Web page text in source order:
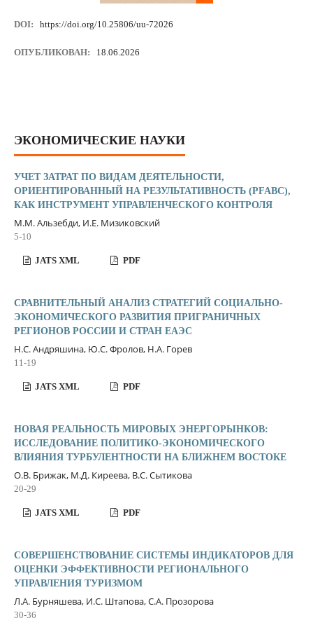
DOI: https://doi.org/10.25806/uu-72026
ОПУБЛИКОВАН: 18.06.2026
ЭКОНОМИЧЕСКИЕ НАУКИ
УЧЕТ ЗАТРАТ ПО ВИДАМ ДЕЯТЕЛЬНОСТИ,
ОРИЕНТИРОВАННЫЙ НА РЕЗУЛЬТАТИВНОСТЬ (PFABC),
КАК ИНСТРУМЕНТ УПРАВЛЕНЧЕСКОГО КОНТРОЛЯ
М.М. Альзебди, И.Е. Мизиковский
5-10
JATS XML PDF
СРАВНИТЕЛЬНЫЙ АНАЛИЗ СТРАТЕГИЙ СОЦИАЛЬНО-
ЭКОНОМИЧЕСКОГО РАЗВИТИЯ ПРИГРАНИЧНЫХ
РЕГИОНОВ РОССИИ И СТРАН ЕАЭС
Н.С. Андряшина, Ю.С. Фролов, Н.А. Горев
11-19
JATS XML PDF
НОВАЯ РЕАЛЬНОСТЬ МИРОВЫХ ЭНЕРГОРЫНКОВ:
ИССЛЕДОВАНИЕ ПОЛИТИКО-ЭКОНОМИЧЕСКОГО
ВЛИЯНИЯ ТУРБУЛЕНТНОСТИ НА БЛИЖНЕМ ВОСТОКЕ
О.В. Брижак, М.Д. Киреева, В.С. Сытикова
20-29
JATS XML PDF
СОВЕРШЕНСТВОВАНИЕ СИСТЕМЫ ИНДИКАТОРОВ ДЛЯ
ОЦЕНКИ ЭФФЕКТИВНОСТИ РЕГИОНАЛЬНОГО
УПРАВЛЕНИЯ ТУРИЗМОМ
Л.А. Бурняшева, И.С. Штапова, С.А. Прозорова
30-36